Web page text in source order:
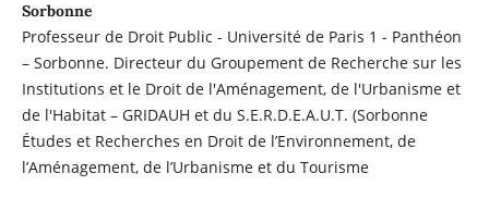
Sorbonne
Professeur de Droit Public - Université de Paris 1 - Panthéon
– Sorbonne. Directeur du Groupement de Recherche sur les
Institutions et le Droit de l'Aménagement, de l'Urbanisme et
de l'Habitat – GRIDAUH et du S.E.R.D.E.A.U.T. (Sorbonne
Études et Recherches en Droit de l’Environnement, de
l’Aménagement, de l’Urbanisme et du Tourisme